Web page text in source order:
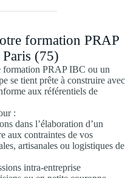
formation PRAP
(75)
formation PRAP IBC ou un
se tient prête à construire avec
aux référentiels de
:
dans l’élaboration d’un
aux contraintes de vos
artisanales ou logistiques de
intra-entreprise